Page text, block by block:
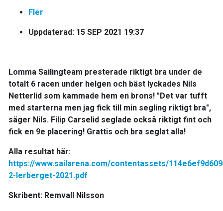
Fler
Uppdaterad: 15 SEP 2021 19:37
Lomma Sailingteam presterade riktigt bra under de
totalt 6 racen under helgen och bäst lyckades Nils
Netterlid som kammade hem en brons! "Det var tufft
med starterna men jag fick till min segling riktigt bra",
säger Nils. Filip Carselid seglade också riktigt fint och
fick en 9e placering! Grattis och bra seglat alla!
Alla resultat här:
https://www.sailarena.com/contentassets/
2-lerberget-2021.pdf
Skribent: Remvall Nilsson